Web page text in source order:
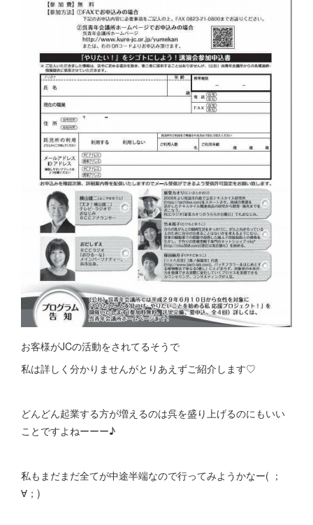
お客様がJCの活動をされてるそうで
私は詳しく分かりませんがとりあえずご紹介します♡
どんどん起業する方が増えるのは呉を盛り上げるのにもいい
ことですよねーーー♪
私もまだまだ全てが中途半端なので行ってみようかなー( ；
∀；)